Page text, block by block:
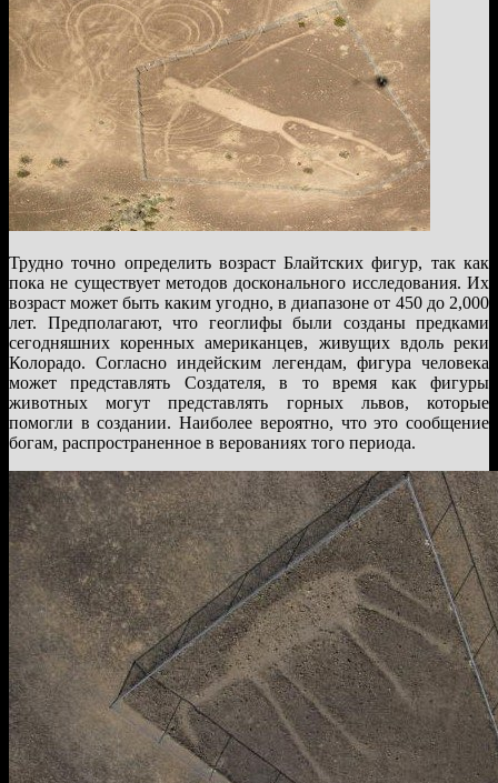
Трудно точно определить возраст Блайтских фигур, так как
пока не существует методов досконального исследования. Их
возраст может быть каким угодно, в диапазоне от 450 до 2,000
лет. Предполагают, что геоглифы были созданы предками
сегодняшних коренных американцев, живущих вдоль реки
Колорадо. Согласно индейским легендам, фигура человека
может представлять Создателя, в то время как фигуры
животных могут представлять горных львов, которые
помогли в создании. Наиболее вероятно, что это сообщение
богам, распространенное в верованиях того периода.